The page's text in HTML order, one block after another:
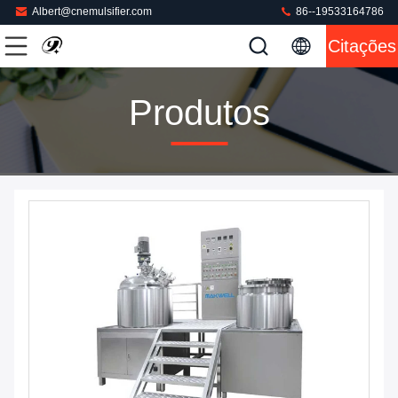
Albert@cnemulsifier.com 86--19533164786
Citações
Produtos